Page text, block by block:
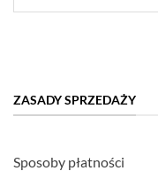
ZASADY SPRZEDAŻY
Sposoby płatności